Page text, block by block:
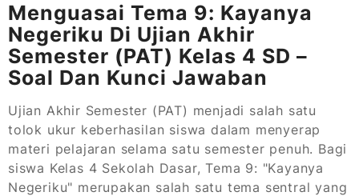
Menguasai Tema 9: Kayanya
Negeriku Di Ujian Akhir
Semester (PAT) Kelas 4 SD –
Soal Dan Kunci Jawaban
Ujian Akhir Semester (PAT) menjadi salah satu
tolok ukur keberhasilan siswa dalam menyerap
materi pelajaran selama satu semester penuh. Bagi
siswa Kelas 4 Sekolah Dasar, Tema 9: "Kayanya
Negeriku" merupakan salah satu tema sentral yang